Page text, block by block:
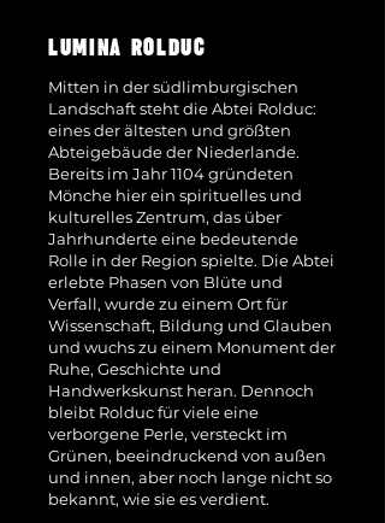
LUMINA ROLDUC
Mitten in der südlimburgischen
Landschaft steht die Abtei Rolduc:
eines der ältesten und größten
Abteigebäude der Niederlande.
Bereits im Jahr 1104 gründeten
Mönche hier ein spirituelles und
kulturelles Zentrum, das über
Jahrhunderte eine bedeutende
Rolle in der Region spielte. Die Abtei
erlebte Phasen von Blüte und
Verfall, wurde zu einem Ort für
Wissenschaft, Bildung und Glauben
und wuchs zu einem Monument der
Ruhe, Geschichte und
Handwerkskunst heran. Dennoch
bleibt Rolduc für viele eine
verborgene Perle, versteckt im
Grünen, beeindruckend von außen
und innen, aber noch lange nicht so
bekannt, wie sie es verdient.